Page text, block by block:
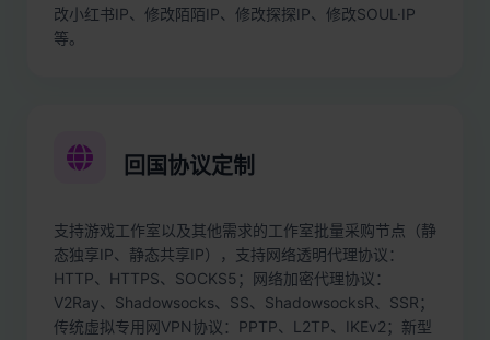
改小红书IP、修改陌陌IP、修改探探IP、修改SOUL·IP
等。
回国协议定制
支持游戏工作室以及其他需求的工作室批量采购节点（静
态独享IP、静态共享IP），支持网络透明代理协议：
HTTP、HTTPS、SOCKS5；网络加密代理协议：
V2Ray、Shadowsocks、SS、ShadowsocksR、SSR；
传统虚拟专用网VPN协议：PPTP、L2TP、IKEv2；新型